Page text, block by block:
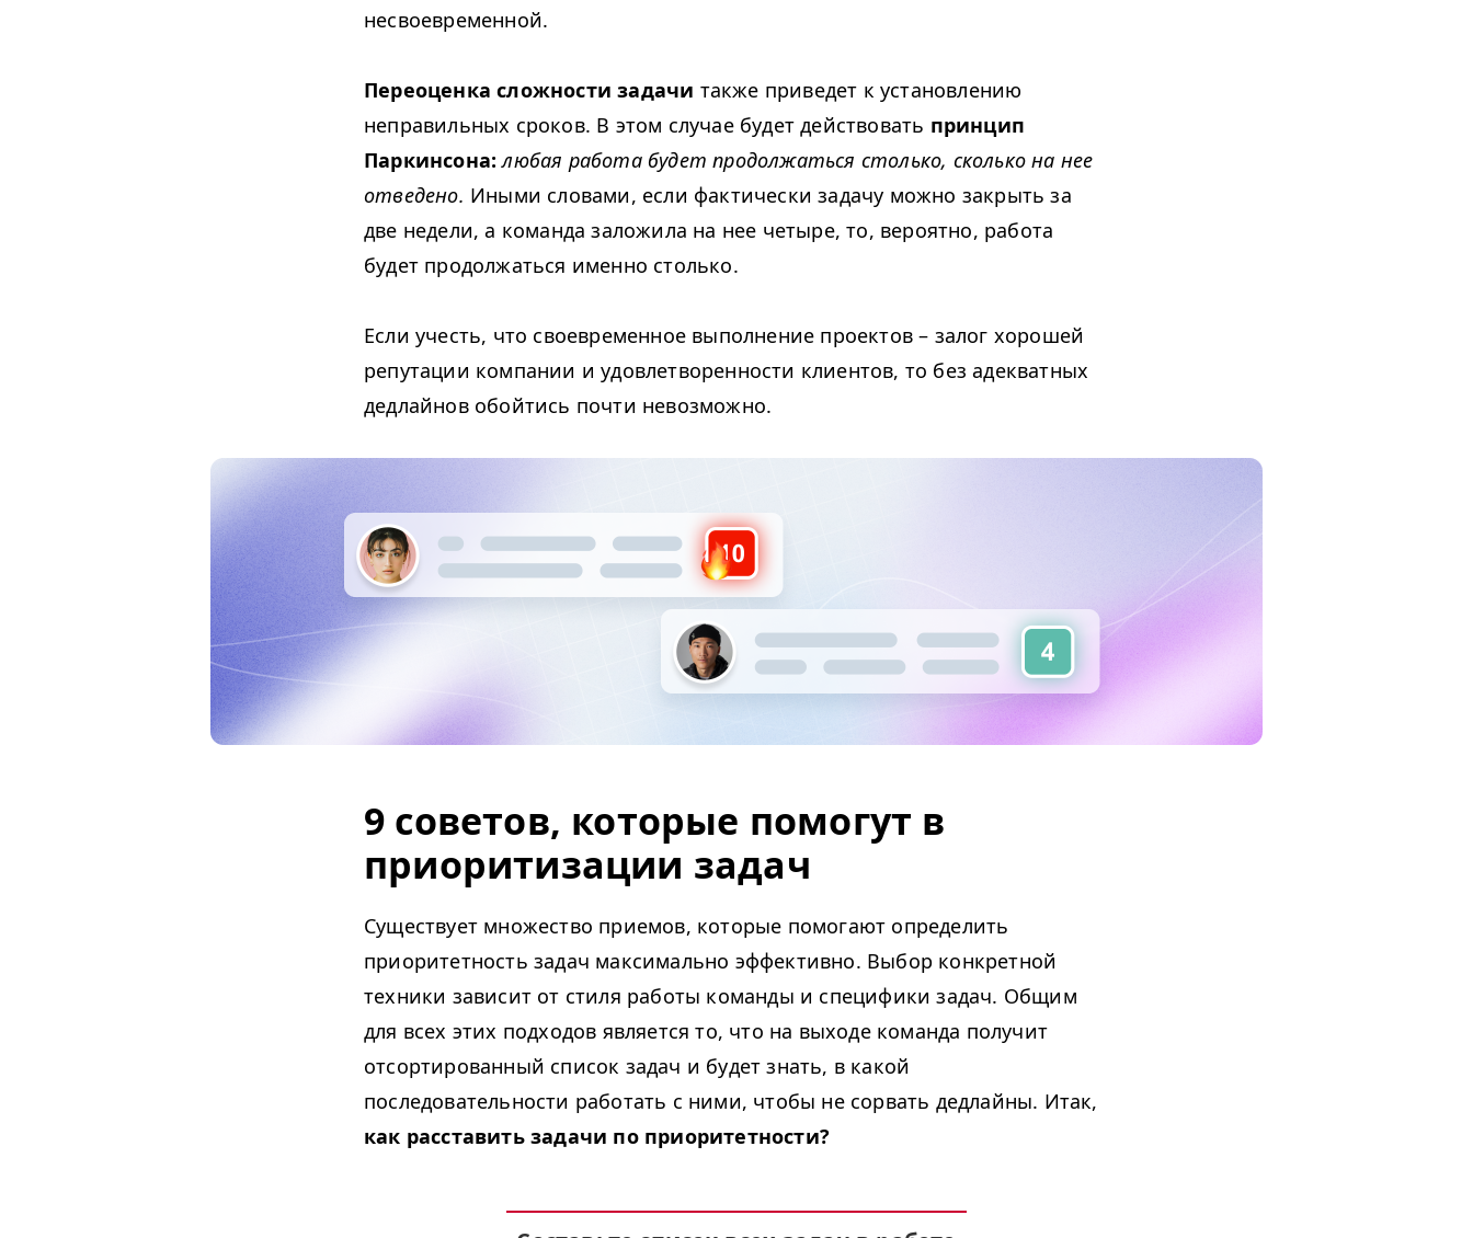
несвоевременной.
Переоценка сложности задачи также приведет к установлению
неправильных сроков. В этом случае будет действовать принцип
Паркинсона: любая работа будет продолжаться столько, сколько на нее
отведено. Иными словами, если фактически задачу можно закрыть за
две недели, а команда заложила на нее четыре, то, вероятно, работа
будет продолжаться именно столько.
Если учесть, что своевременное выполнение проектов – залог хорошей
репутации компании и удовлетворенности клиентов, то без адекватных
дедлайнов обойтись почти невозможно.
9 советов, которые помогут в
приоритизации задач
Существует множество приемов, которые помогают определить
приоритетность задач максимально эффективно. Выбор конкретной
техники зависит от стиля работы команды и специфики задач. Общим
для всех этих подходов является то, что на выходе команда получит
отсортированный список задач и будет знать, в какой
последовательности работать с ними, чтобы не сорвать дедлайны. Итак,
как расставить задачи по приоритетности?